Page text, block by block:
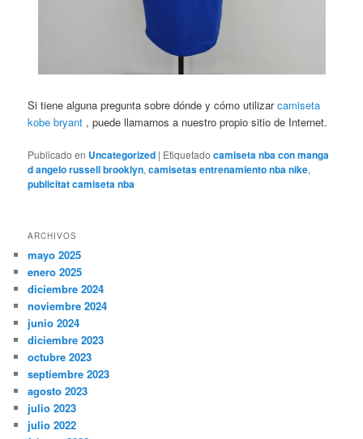
Si tiene alguna pregunta sobre dónde y cómo utilizarcamiseta
kobe bryant , puede llamarnos a nuestro propio sitio de Internet.
Publicado en Uncategorized | Etiquetado camiseta nba con manga
d angelo russell brooklyn,camisetas entrenamiento nba nike,
publicitat camiseta nba
ARCHIVOS
mayo 2025
enero 2025
diciembre 2024
noviembre 2024
junio 2024
diciembre 2023
octubre 2023
septiembre 2023
agosto 2023
julio 2023
julio 2022